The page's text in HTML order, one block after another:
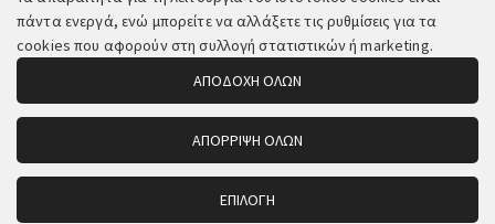
© 2018-2026 All Rights Reserved. Κατασκευή και Φιλοξενία:
Komvos.gr
πάντα ενεργά, ενώ μπορείτε να αλλάξετε τις ρυθμίσεις για τα
cookies που αφορούν στη συλλογή στατιστικών ή marketing.
ΑΠΟΔΟΧΗ ΟΛΩΝ
ΑΠΟΡΡΙΨΗ ΟΛΩΝ
ΕΠΙΛΟΓΗ